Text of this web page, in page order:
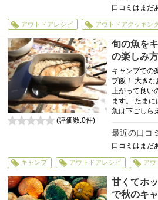
口コミはまだ
アウトドアレシピ アウトドアクッキン
旬の魚を
の楽しみ
キャンプでの
プ飯！ 大きな
上がって良い
ます。 たまに
魚は下ごしら
最近の口コミ
口コミはまだ
(評価数:0件)
キャンプ アウトドアレシピ アウ
甘くてホ
で秋のキ